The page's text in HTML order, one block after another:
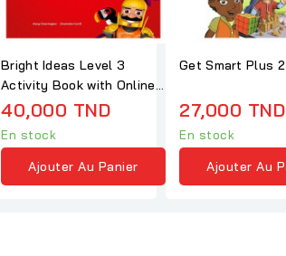
Bright Ideas Level 3
Activity Book with Online
Practice
40,000 TND
En stock
Ajouter Au Panier
Get Smart Plus 2
27,000 TND
En stock
Ajouter Au